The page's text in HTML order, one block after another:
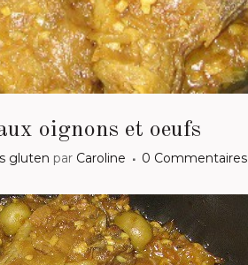
oignons et oeufs
gluten par Caroline 0 Commentaires